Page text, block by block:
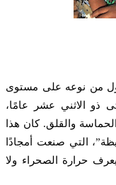
من نوعه على مستوى
الاثني عشر عامًا،
والقلق. كان هذا
التي صنعت أمجادًا
حرارة الصحراء ولا